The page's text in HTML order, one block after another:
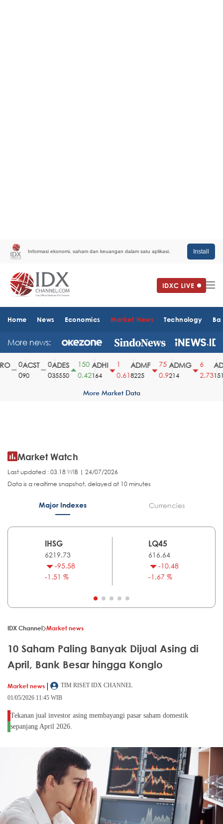
Informasi ekonomi, saham dan keuangan dalam satu aplikasi. Install
Home News Economics Market News Technology
More news:
ACST
90
ADES
35550
150
0.42
ADHI
164
0.61
ADMF
8225
75
0.9
ADMG
214
2.731510
More Market Data
Market Watch
Last updated : 03.18 WIB | 24/07/2026
Data is a realtime snapshot, delayed at 10 minutes
Major Indexes Currencies
IHSG
6219.73
-95.58
-1.51 %
LQ45
616.64
-10.48
-1.67 %
IDX Channel Market news
10 Saham Paling Banyak Dijual Asing di
April, Bank Besar hingga Konglo
Market news |
TIM RISET IDX CHANNEL
01/05/2026 11:45 WIB
Tekanan jual investor asing membayangi pasar saham domestik
sepanjang April 2026.